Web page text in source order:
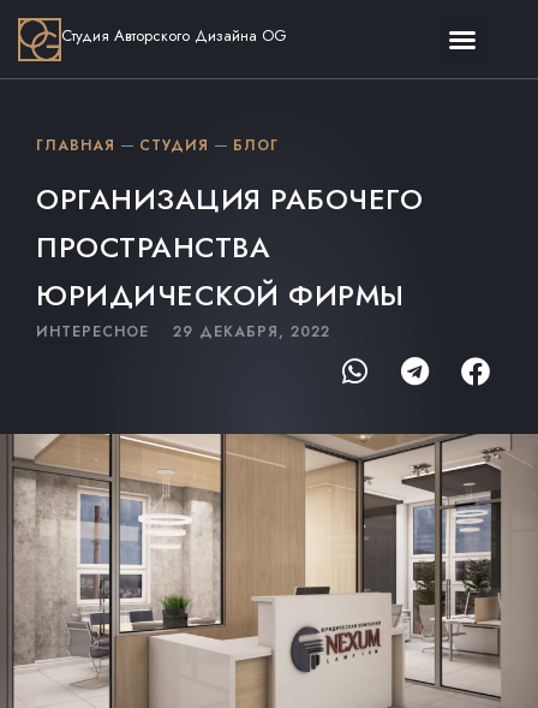
Студия Авторского Дизайна OG
ГЛАВНАЯ СТУДИЯ БЛОГ
ОРГАНИЗАЦИЯ РАБОЧЕГО
ПРОСТРАНСТВА
ЮРИДИЧЕСКОЙ ФИРМЫ
ИНТЕРЕСНОЕ 29 ДЕКАБРЯ, 2022